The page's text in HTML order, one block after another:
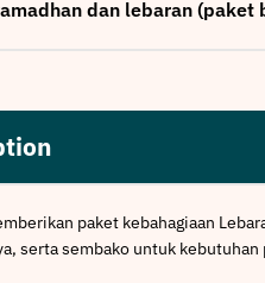
dan lebaran
paket kebahagiaan
serta sembako untuk kebutuhan